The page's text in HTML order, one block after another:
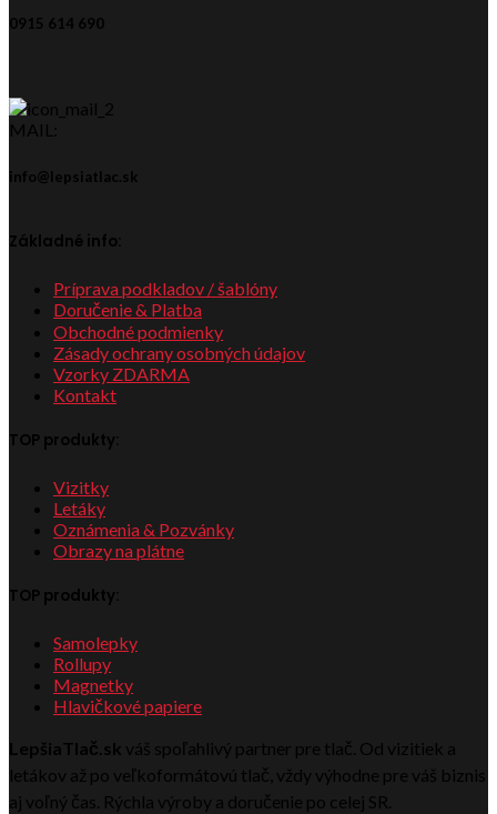
0915 614 690
MAIL:
info@lepsiatlac.sk
Základné info:
Príprava podkladov / šablóny
Doručenie & Platba
Obchodné podmienky
Zásady ochrany osobných údajov
Vzorky ZDARMA
Kontakt
TOP produkty:
Vizitky
Letáky
Oznámenia & Pozvánky
Obrazy na plátne
TOP produkty:
Samolepky
Rollupy
Magnetky
Hlavičkové papiere
LepšiaTlač.sk váš spoľahlivý partner pre tlač. Od vizitiek a
letákov až po veľkoformátovú tlač, vždy výhodne pre váš biznis
aj voľný čas. Rýchla výroby a doručenie po celej SR.